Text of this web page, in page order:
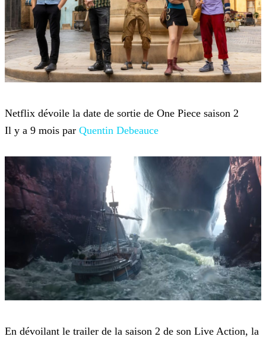
Netflix dévoile la date de sortie de One Piece saison 2
Il y a 9 mois par Quentin Debeauce
En dévoilant le trailer de la saison 2 de son Live Action, la